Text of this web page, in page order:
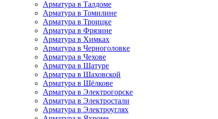
Арматура в Талдоме
Арматура в Томилине
Арматура в Троицке
Арматура в Фрязине
Арматура в Химках
Арматура в Черноголовке
Арматура в Чехове
Арматура в Шатуре
Арматура в Шаховской
Арматура в Щёлкове
Арматура в Электрогорске
Арматура в Электростали
Арматура в Электроуглях